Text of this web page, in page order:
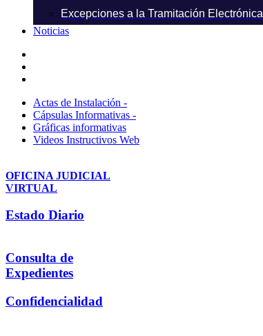
Excepciones a la Tramitación Electrónica
Noticias
Actas de Instalación -
Cápsulas Informativas -
Gráficas informativas
Videos Instructivos Web
OFICINA JUDICIAL
VIRTUAL
Estado Diario
Consulta de
Expedientes
Confidencialidad